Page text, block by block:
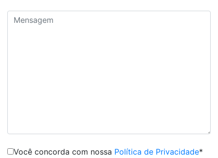
Você concorda com nossa Política de Privacidade*